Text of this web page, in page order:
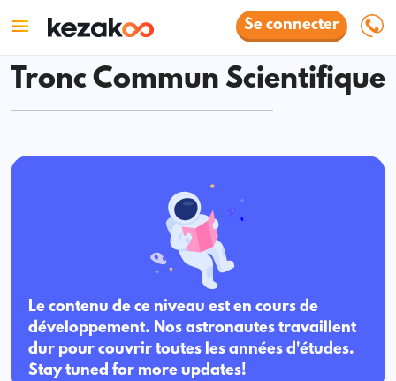
Se connecter
Tronc Commun Scientifique
Le contenu de ce niveau est en cours de
développement. Nos astronautes travaillent
dur pour couvrir toutes les années d'études.
Stay tuned for more updates!